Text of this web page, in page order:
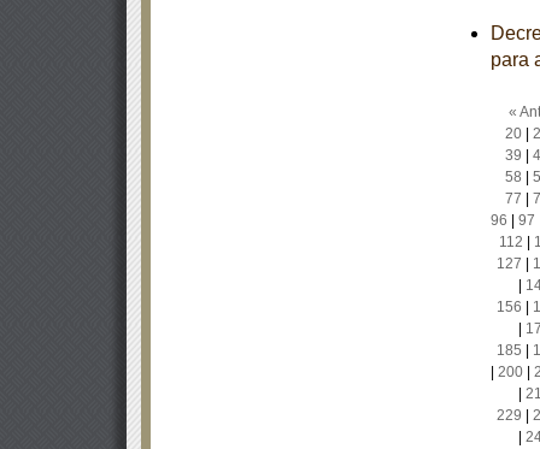
para
«
20|
39
58
77
96
97
112
127
156
185
200|
229